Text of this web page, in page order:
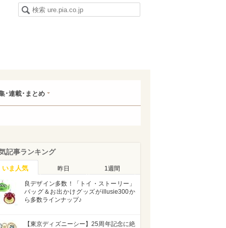
･連載･まとめ
記事ランキング
いま人気 昨日 1週間
良デザイン多数！「トイ・ストーリー」
バッグ＆お出かけグッズがillusie300か
ら多数ラインナップ♪
【東京ディズニーシー】25周年記念に絶